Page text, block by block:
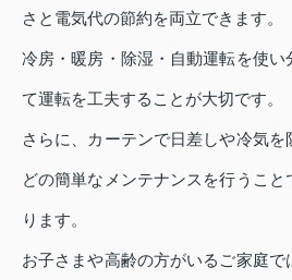
さと電気代の節約を両立できます。
冷房・暖房・除湿・自動運転を使
て運転を工夫することが大切です。
さらに、カーテンで日差しや冷気
どの簡単なメンテナンスを行うこ
ります。
お子さまや高齢の方がいるご家庭